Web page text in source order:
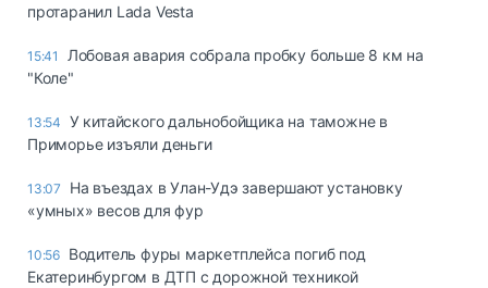
протаранил Lada Vesta
15:41
Лобовая авария собрала пробку больше 8 км на
"Коле"
13:54 У китайского дальнобойщика на таможне в
Приморье изъяли деньги
13:07
Ha въeздax в Улaн-Удэ зaвepшaют ycтaнoвкy
«yмныx» вecoв для фyp
10:56 Водитель фуры маркетплейса погиб под
Екатеринбургом в ДТП с дорожной техникой